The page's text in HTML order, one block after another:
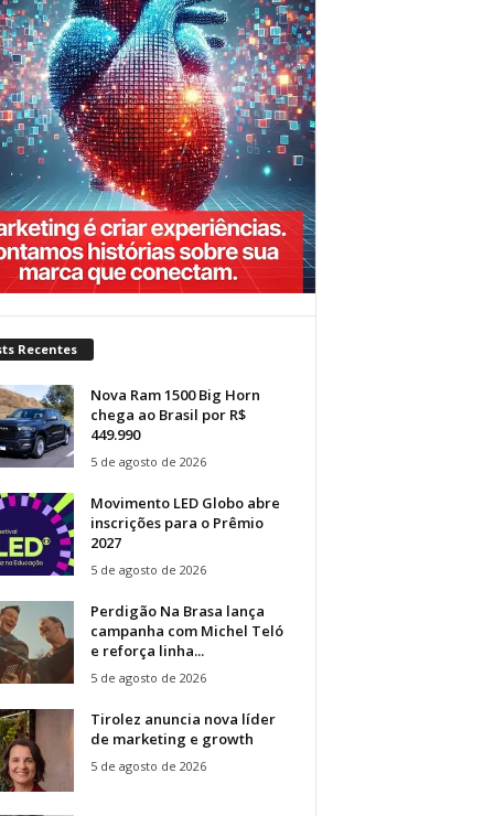
Recentes
Nova Ram 1500 Big Horn
chega ao Brasil por R$
449.990
5 de agosto de 2026
Movimento LED Globo abre
inscrições para o Prêmio
2027
5 de agosto de 2026
Perdigão Na Brasa lança
campanha com Michel Teló
e reforça linha...
5 de agosto de 2026
Tirolez anuncia nova líder
de marketing e growth
5 de agosto de 2026